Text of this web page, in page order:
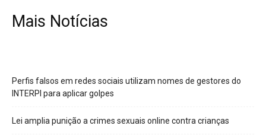
Mais Notícias
Perfis falsos em redes sociais utilizam nomes de gestores do
INTERPI para aplicar golpes
Lei amplia punição a crimes sexuais online contra crianças